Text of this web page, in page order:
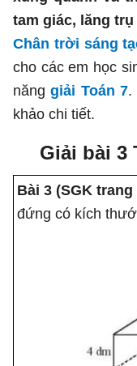
tam giác, lăng
Chân trời sáng
cho các em học
nănggiải Toán 7.
khảo chi tiết.
Giải bài 3
Bài 3 (SGK trang
đứng có kích